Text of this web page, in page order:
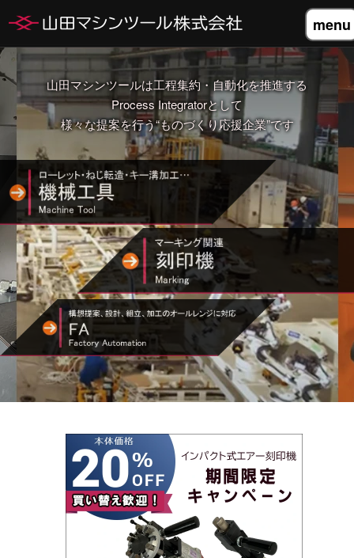
山田マシンツールは工程集約・自動化を推進する
Process Integratorとして
様々な提案を行う“ものづくり応援企業”です
menu